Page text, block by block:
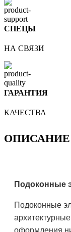
СПЕЦЫ
НА СВЯЗИ
ГАРАНТИЯ
КАЧЕСТВА
ОПИСАНИЕ
Подоконные
Подоконные